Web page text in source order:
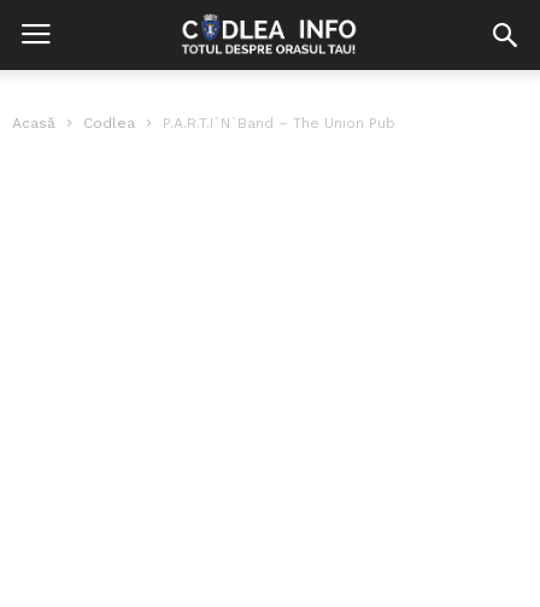
Acasă Codlea P.A.R.T.I`N`Band – The Union Pub